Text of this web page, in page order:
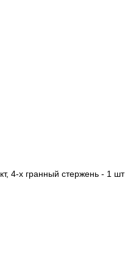
4-х гранный стержень - 1 шт